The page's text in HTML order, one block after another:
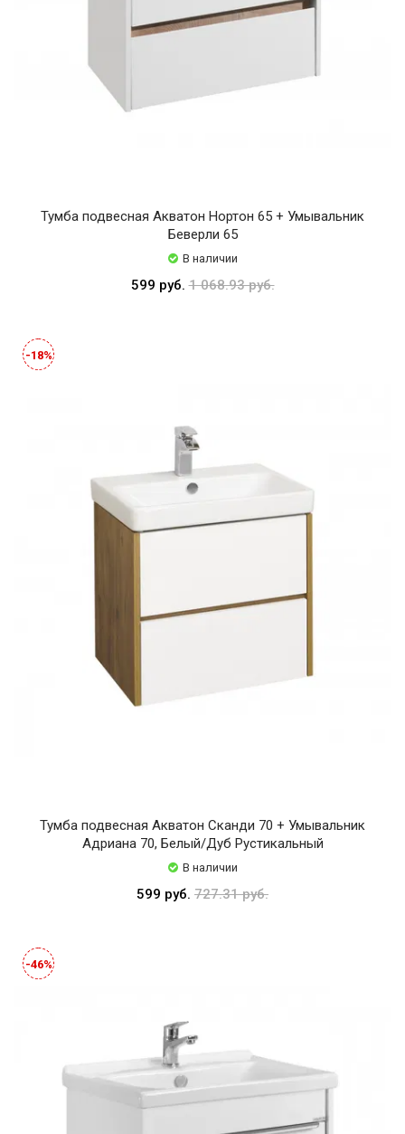
Тумба подвесная Акватон Нортон 65 + Умывальник
Беверли 65
В наличии
599 руб.1 068.93 руб.
-18%
Тумба подвесная Акватон Сканди 70 + Умывальник
Адриана 70, Белый/Дуб Рустикальный
В наличии
599 руб. 727.31 руб.
-46%